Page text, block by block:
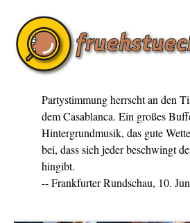
Partystimmung herrscht an den
dem Casablanca. Ein großes
Hintergrundmusik, das gute
bei, dass sich jeder beschwingt
hingibt.
-- Frankfurter Rundschau, 10.